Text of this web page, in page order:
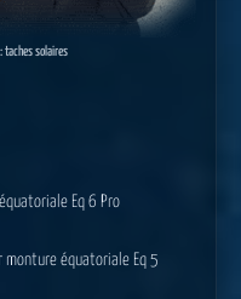
taches solaires
Eq 6 Pro
équatoriale Eq 5